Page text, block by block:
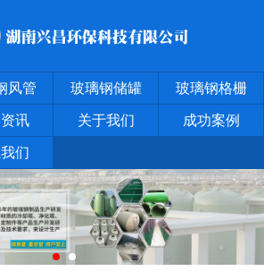
风管 玻璃钢储罐 玻璃钢格栅
讯 关于我们 成功案例
们